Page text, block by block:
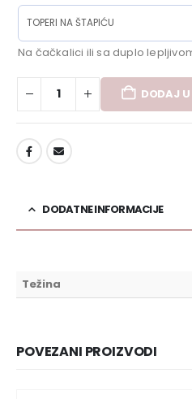
Na čačkalici ili sa duplo
DODAJ U
DODATNE INFORMACIJE
Težina
POVEZANI PROIZVODI